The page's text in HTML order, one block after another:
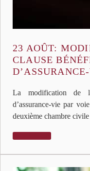
23 AOÛT:
CLAUSE
La modification de
d’assurance-vie par
deuxième chambre
LIRE PLUS